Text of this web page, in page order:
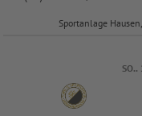
Sportanlage
SO..